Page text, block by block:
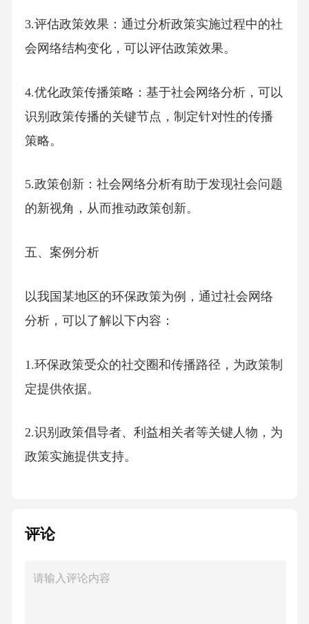
3.评估政策效果：通过分析政策实施过程中的社
会网络结构变化，可以评估政策效果。
4.优化政策传播策略：基于社会网络分析，可以
识别政策传播的关键节点，制定针对性的传播
策略。
5.政策创新：社会网络分析有助于发现社会问题
的新视角，从而推动政策创新。
五、案例分析
以我国某地区的环保政策为例，通过社会网络
分析，可以了解以下内容：
1.环保政策受众的社交圈和传播路径，为政策制
定提供依据。
2.识别政策倡导者、利益相关者等关键人物，为
政策实施提供支持。
估政策效果。
评论